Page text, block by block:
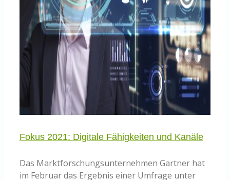
Fokus 2021: Digitale Fähigkeiten und Kanäle
Das Marktforschungsunternehmen Gartner hat
im Februar das Ergebnis einer Umfrage unter